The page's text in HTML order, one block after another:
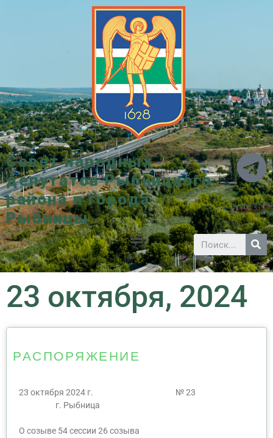
Совет народных
депутатов Рыбницкого
района и города
Рыбницы
23 октября, 2024
РАСПОРЯЖЕНИЕ
23 октября 2024 г. № 23
г. Рыбница
О созыве 54 сессии 26 созыва